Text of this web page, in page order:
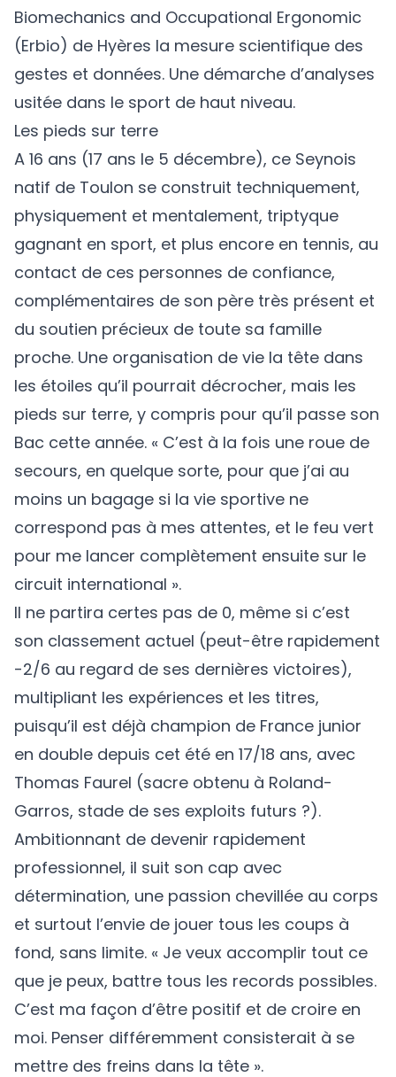
Biomechanics and Occupational Ergonomic
(Erbio) de Hyères la mesure scientifique des
gestes et données. Une démarche d’analyses
usitée dans le sport de haut niveau.
Les pieds sur terre
A 16 ans (17 ans le 5 décembre), ce Seynois
natif de Toulon se construit techniquement,
physiquement et mentalement, triptyque
gagnant en sport, et plus encore en tennis, au
contact de ces personnes de confiance,
complémentaires de son père très présent et
du soutien précieux de toute sa famille
proche. Une organisation de vie la tête dans
les étoiles qu’il pourrait décrocher, mais les
pieds sur terre, y compris pour qu’il passe son
Bac cette année. « C’est à la fois une roue de
secours, en quelque sorte, pour que j’ai au
moins un bagage si la vie sportive ne
correspond pas à mes attentes, et le feu vert
pour me lancer complètement ensuite sur le
circuit international ».
Il ne partira certes pas de 0, même si c’est
son classement actuel (peut-être rapidement
-2/6 au regard de ses dernières victoires),
multipliant les expériences et les titres,
puisqu’il est déjà champion de France junior
en double depuis cet été en 17/18 ans, avec
Thomas Faurel (sacre obtenu à Roland-
Garros, stade de ses exploits futurs ?).
Ambitionnant de devenir rapidement
professionnel, il suit son cap avec
détermination, une passion chevillée au corps
et surtout l’envie de jouer tous les coups à
fond, sans limite. « Je veux accomplir tout ce
que je peux, battre tous les records possibles.
C’est ma façon d’être positif et de croire en
moi. Penser différemment consisterait à se
mettre des freins dans la tête ».